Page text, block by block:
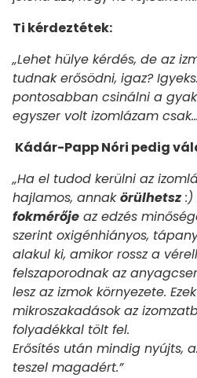
Ti kérdeztétek:
„Lehet hülye kérdés, de az
tudnak erősödni, igaz?
pontosabban csinálni a
egyszer volt izomlázam
Kádár-Papp Nóri pedig
„Ha el tudod kerülni az
hajlamos, annakörülhetsz :)
fokmérője az edzés
szerint oxigénhiányos,
alakul ki, amikor rossz a
felszaporodnak az
lesz az izmok környezete.
mikroszakadások az
folyadékkal tölt fel.
Erősítés után mindig nyújts,
teszel magadért.”